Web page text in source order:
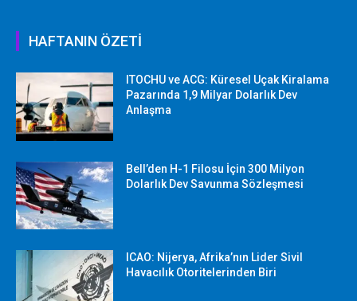
HAFTANIN ÖZETİ
ITOCHU ve ACG: Küresel Uçak Kiralama
Pazarında 1,9 Milyar Dolarlık Dev
Anlaşma
Bell’den H-1 Filosu İçin 300 Milyon
Dolarlık Dev Savunma Sözleşmesi
ICAO: Nijerya, Afrika’nın Lider Sivil
Havacılık Otoritelerinden Biri